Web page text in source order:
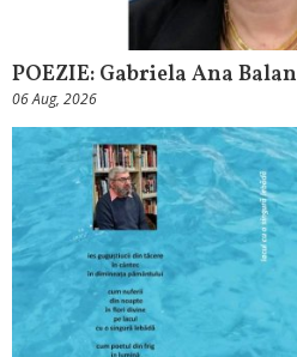
POEZIE: Gabriela Ana Balan
06 Aug, 2026